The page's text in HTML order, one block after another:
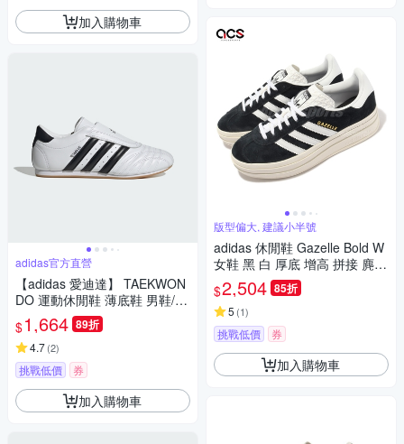
加入購物車
adidas官方直營
【adidas 愛迪達】 TAEKWON
DO 運動休閒鞋 薄底鞋 男鞋/女
鞋 - Originals JQ4774
$1,664 89折
4.7(2)
挑戰低價 券
加入購物車
版型偏大, 建議小半號
adidas 休閒鞋 Gazelle Bold W
女鞋 黑 白 厚底 增高 拼接 麂皮
三條線 三葉草 愛迪達 HQ6912
$2,504 85折
5 (1)
挑戰低價 券
加入購物車